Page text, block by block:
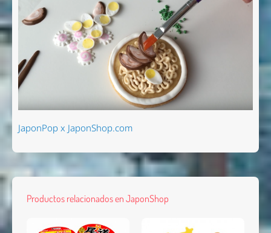
JaponPop x JaponShop.com
Productos relacionados en JaponShop